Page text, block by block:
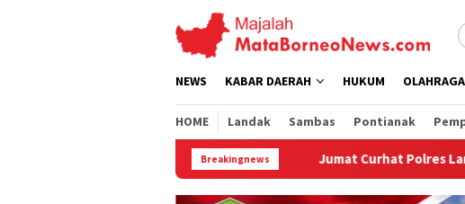
NEWS KABAR DAERAH HUKUM OLAHRAGA
HOME Landak Sambas Pontianak
Breakingnews
Jumat Curhat Polres Landak, Mahasiswa Soroti PETI, BBM